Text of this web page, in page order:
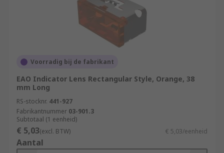
Voorradig bij de fabrikant
EAO Indicator Lens Rectangular Style, Orange, 38
mm Long
RS-stocknr. 441-927
Fabrikantnummer 03-901.3
Subtotaal (1 eenheid)
€ 5,03(excl. BTW) € 5,03/eenheid
Aantal